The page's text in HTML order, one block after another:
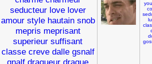
seducteur love lover
amour style hautain snob
mepris meprisant
superieur suffisant
classe creve dalle gsnalf
gnalf dragueur drague